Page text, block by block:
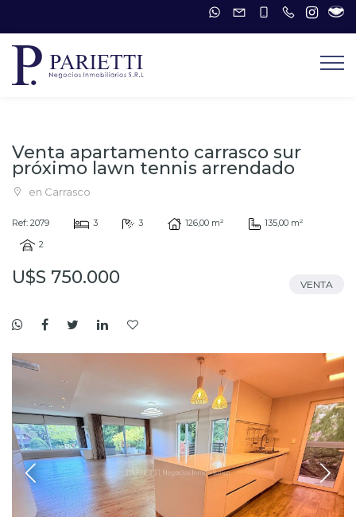
Venta apartamento carrasco sur
próximo lawn tennis arrendado
en Carrasco
Ref: 2079 3 3 126,00 m²
135,00 m²
2
U$S 750.000 VENTA